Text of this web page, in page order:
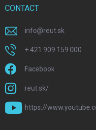
CONTACT
info@reut.sk
+ 421 909 159 000
Facebook
reut.sk/
https://